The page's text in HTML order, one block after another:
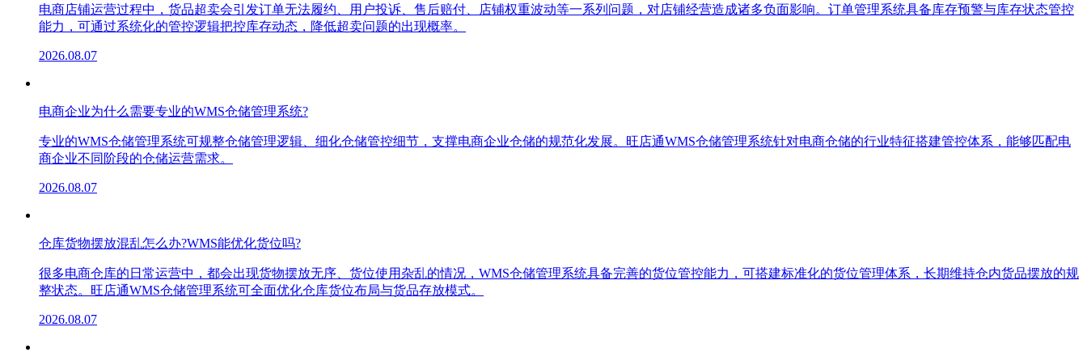
电商店铺运营过程中，货品超卖会引发订单无法履约、用户投诉、售后赔付、店铺权重波动等一系列问题，对店铺经营造成诸多负面影响。订单管理系统具备库存预警与库存状态管控
能力，可通过系统化的管控逻辑把控库存动态，降低超卖问题的出现概率。
2026.08.07
电商企业为什么需要专业的WMS仓储管理系统?
专业的WMS仓储管理系统可规整仓储管理逻辑、细化仓储管控细节，支撑电商企业仓储的规范化发展。旺店通WMS仓储管理系统针对电商仓储的行业特征搭建管控体系，能够匹配电
商企业不同阶段的仓储运营需求。
2026.08.07
仓库货物摆放混乱怎么办?WMS能优化货位吗?
很多电商仓库的日常运营中，都会出现货物摆放无序、货位使用杂乱的情况，WMS仓储管理系统具备完善的货位管控能力，可搭建标准化的货位管理体系，长期维持仓内货品摆放的规
整状态。旺店通WMS仓储管理系统可全面优化仓库货位布局与货品存放模式。
2026.08.07